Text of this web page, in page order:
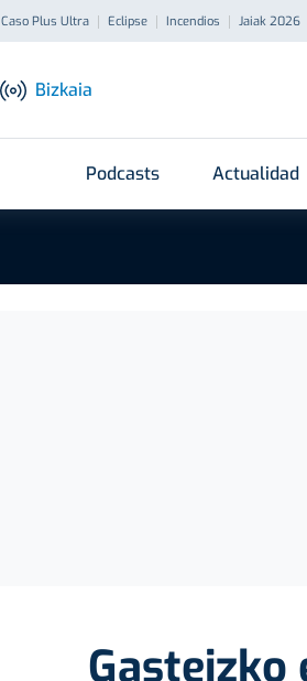
Caso Plus Ultra Eclipse Incendios Jaiak 2026
Bizkaia
Podcasts Actualidad